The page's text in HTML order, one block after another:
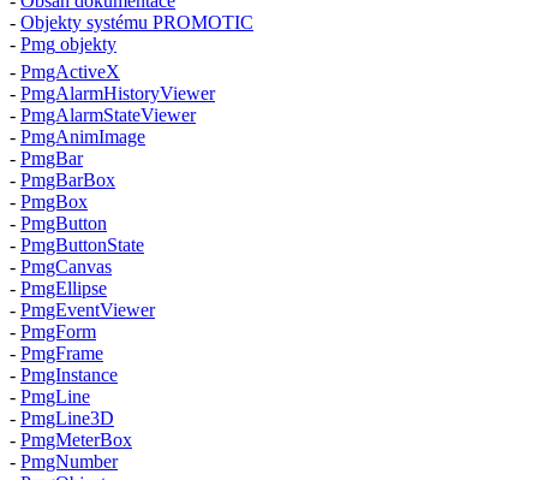
- Objekty systému PROMOTIC
- Pmg objekty
- PmgActiveX
- PmgAlarmHistoryViewer
- PmgAlarmStateViewer
- PmgAnimImage
- PmgBar
- PmgBarBox
- PmgBox
- PmgButton
- PmgButtonState
- PmgCanvas
- PmgEllipse
- PmgEventViewer
- PmgForm
- PmgFrame
- PmgInstance
- PmgLine
- PmgLine3D
- PmgMeterBox
- PmgNumber